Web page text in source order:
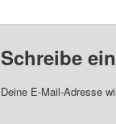
Schreibe
Deine E-Mail-Adresse